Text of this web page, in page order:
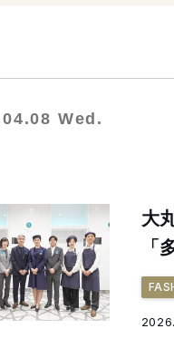
Wed.
大
「